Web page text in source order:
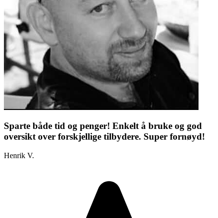
Sparte både tid og penger! Enkelt å bruke og god
oversikt over forskjellige tilbydere. Super fornøyd!
Henrik V.